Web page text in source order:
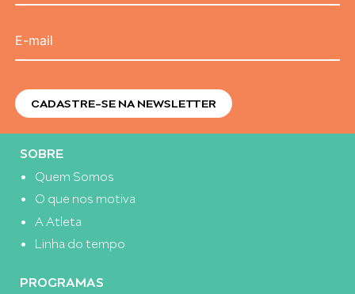
E-mail
SOBRE
Quem Somos
O que nos motiva
A Atleta
Linha do tempo
PROGRAMAS